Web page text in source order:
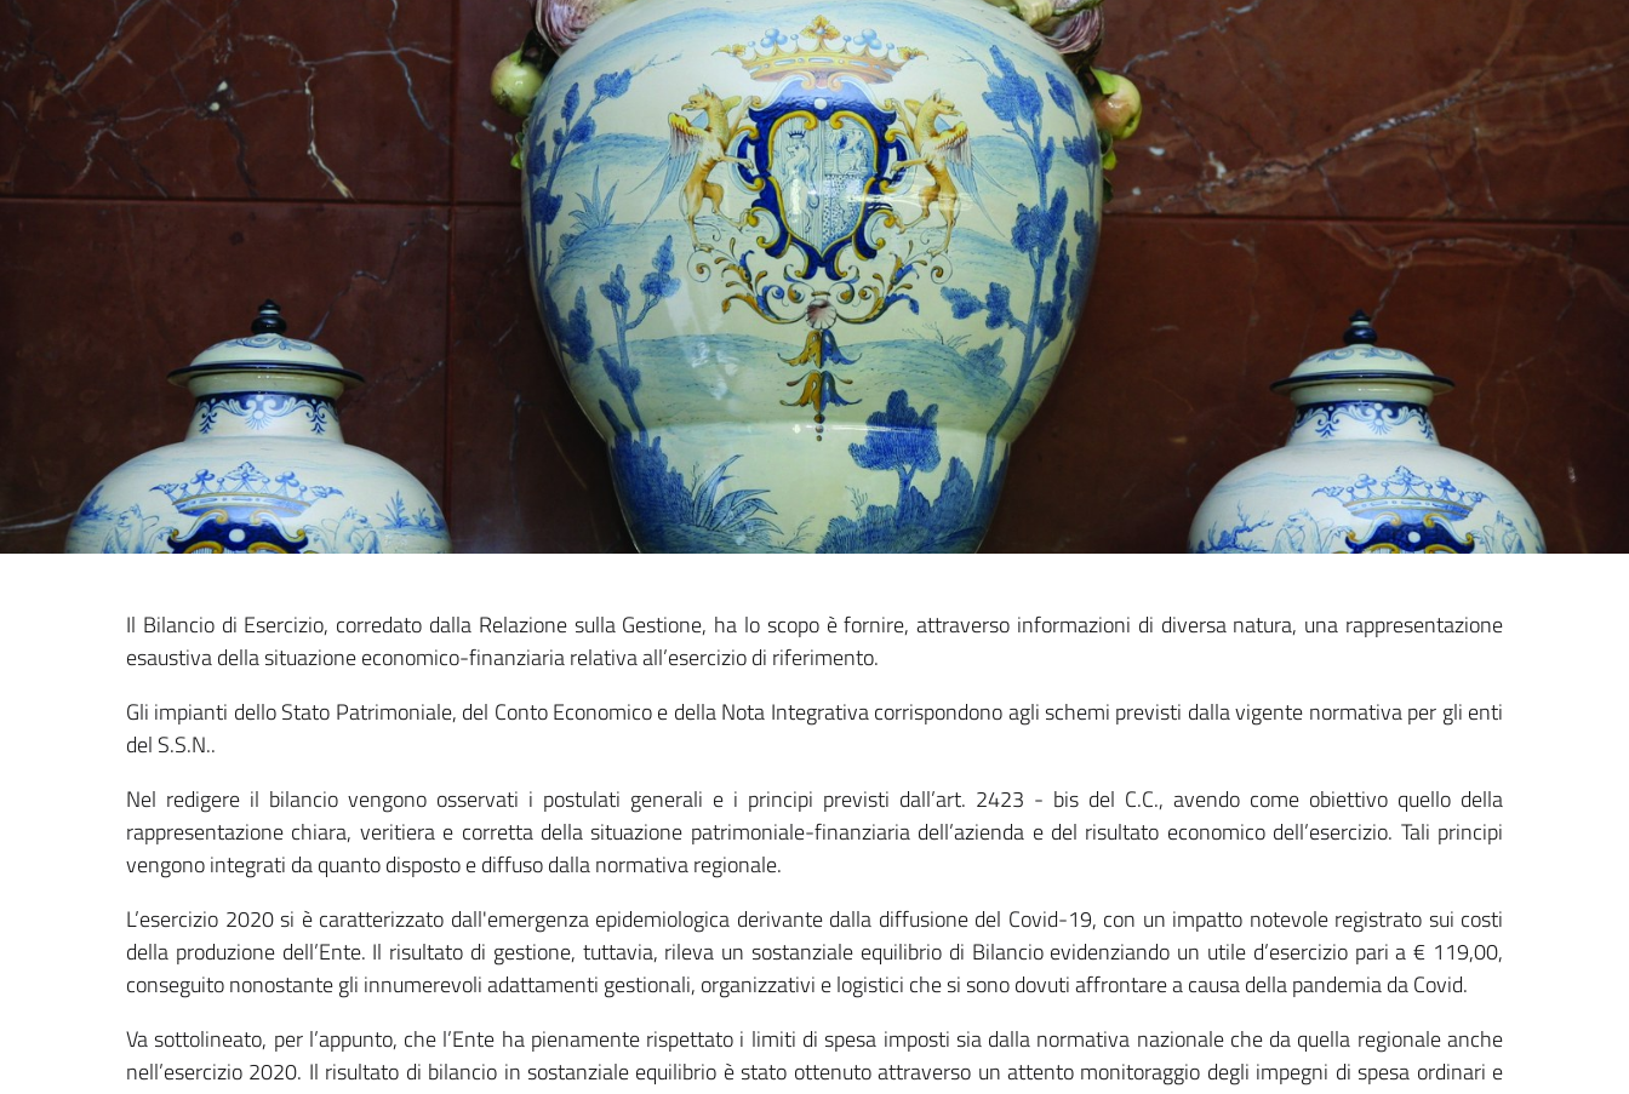
Il Bilancio di Esercizio, corredato dalla Relazione sulla Gestione, ha lo scopo è fornire, attraverso informazioni di diversa natura, una rappresentazione
esaustiva della situazione economico-finanziaria relativa all’esercizio di riferimento.
Gli impianti dello Stato Patrimoniale, del Conto Economico e della Nota Integrativa corrispondono agli schemi previsti dalla vigente normativa per gli enti
del S.S.N..
Nel redigere il bilancio vengono osservati i postulati generali e i principi previsti dall’art. 2423 - bis del C.C., avendo come obiettivo quello della
rappresentazione chiara, veritiera e corretta della situazione patrimoniale-finanziaria dell’azienda e del risultato economico dell’esercizio. Tali principi
vengono integrati da quanto disposto e diffuso dalla normativa regionale.
L’esercizio 2020 si è caratterizzato dall'emergenza epidemiologica derivante dalla diffusione del Covid-19, con un impatto notevole registrato sui costi
della produzione dell’Ente. Il risultato di gestione, tuttavia, rileva un sostanziale equilibrio di Bilancio evidenziando un utile d’esercizio pari a € 119,00,
conseguito nonostante gli innumerevoli adattamenti gestionali, organizzativi e logistici che si sono dovuti affrontare a causa della pandemia da Covid.
Va sottolineato, per l’appunto, che l’Ente ha pienamente rispettato i limiti di spesa imposti sia dalla normativa nazionale che da quella regionale anche
nell’esercizio 2020. Il risultato di bilancio in sostanziale equilibrio è stato ottenuto attraverso un attento monitoraggio degli impegni di spesa ordinari e